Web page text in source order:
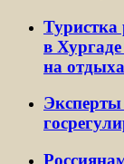
Туристка
в
на